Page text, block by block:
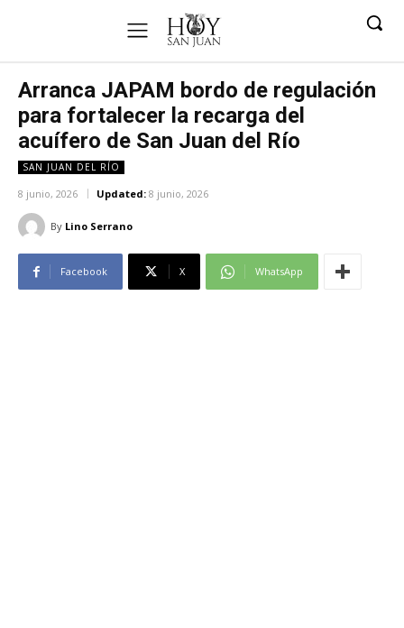
Arranca JAPAM bordo de regulación
para fortalecer la recarga del
acuífero de San Juan del Río
SAN JUAN DEL RÍO
8 junio, 2026 Updated: 8 junio, 2026
By Lino Serrano
Facebook X WhatsApp